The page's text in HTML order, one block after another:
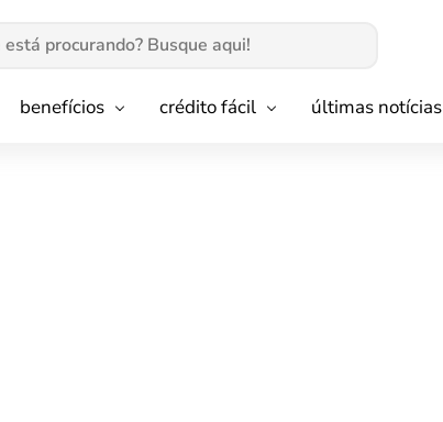
benefícios crédito fácil últimas notícias